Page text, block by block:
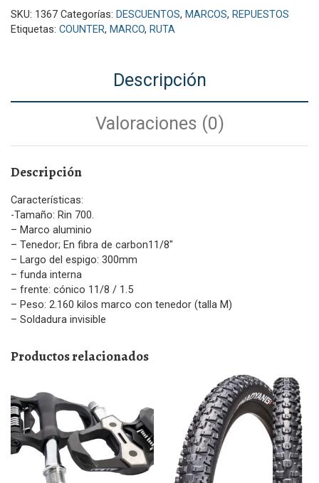
SKU: 1367 Categorías: DESCUENTOS, MARCOS, REPUESTOS
Etiquetas: COUNTER, MARCO, RUTA
Descripción
Valoraciones (0)
Descripción
Características:
-Tamaño: Rin 700.
– Marco aluminio
– Tenedor; En fibra de carbon11/8″
– Largo del espigo: 300mm
– funda interna
– frente: cónico 11/8 / 1.5
– Peso: 2.160 kilos marco con tenedor (talla M)
– Soldadura invisible
Productos relacionados